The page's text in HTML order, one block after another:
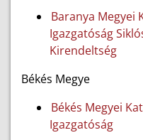
Baranya Megyei
Igazgatóság
Kirendeltség
Békés Megye
Békés Megyei
Igazgatóság